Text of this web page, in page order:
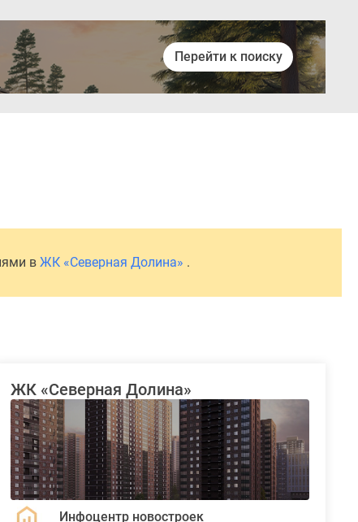
Перейти к поиску
в ЖК «Северная Долина» .
ЖК «Северная Долина»
Инфоцентр новостроек